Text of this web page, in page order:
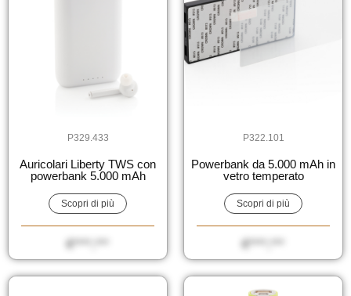
P329.433
Auricolari Liberty TWS con
powerbank 5.000 mAh
Scopri di più
€****,***
P322.101
Powerbank da 5.000 mAh in
vetro temperato
Scopri di più
€****,***